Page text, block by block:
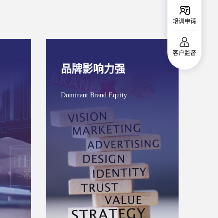
品牌影响力强
Dominant Brand Equity
培训申请
客户监督